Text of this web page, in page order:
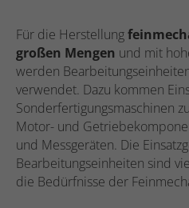
Für die Herstellung
großen Mengen und mit
werden
verwendet. Dazu kommen
Sonderfertigungsmaschinen
Motor- und
und Messgeräten. Die
Bearbeitungseinheiten sind
die Bedürfnisse der